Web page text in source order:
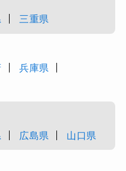
三重県
兵庫県
広島県 山口県